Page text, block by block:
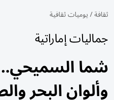
ثقافة/يوميات ثقافية
جماليات إماراتية
شما السميحي..
وألوان البحر